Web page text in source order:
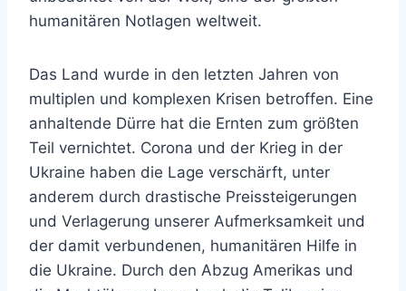
humanitären Notlagen weltweit.
Das Land wurde in den letzten Jahren von
multiplen und komplexen Krisen betroffen. Eine
anhaltende Dürre hat die Ernten zum größten
Teil vernichtet. Corona und der Krieg in der
Ukraine haben die Lage verschärft, unter
anderem durch drastische Preissteigerungen
und Verlagerung unserer Aufmerksamkeit und
der damit verbundenen, humanitären Hilfe in
die Ukraine. Durch den Abzug Amerikas und